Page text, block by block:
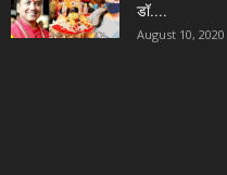
डॉ....
August 10, 2020